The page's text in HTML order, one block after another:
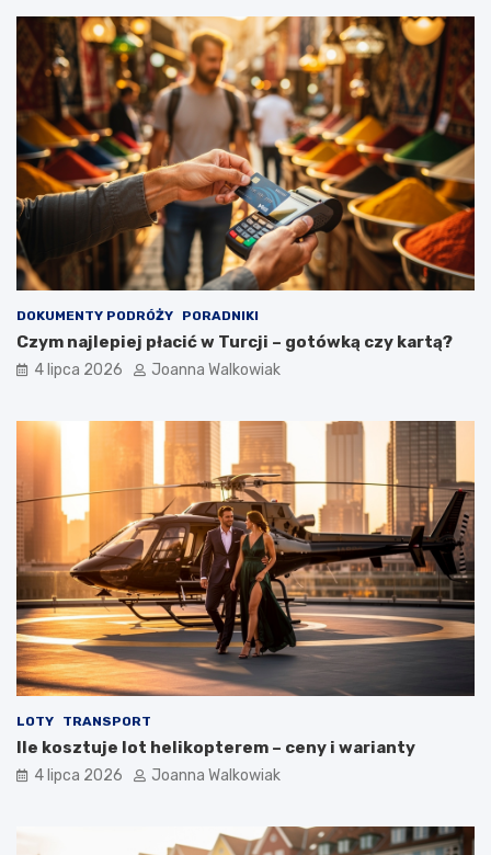
DOKUMENTY PODRÓŻY PORADNIKI
Czym najlepiej płacić w Turcji – gotówką czy kartą?
4 lipca 2026 Joanna Walkowiak
LOTY TRANSPORT
Ile kosztuje lot helikopterem – ceny i warianty
4 lipca 2026 Joanna Walkowiak